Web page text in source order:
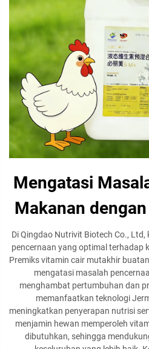
Mengatasi
Makanan
Di Qingdao Nutrivit Biotech Co.,
pencernaan yang optimal terhadap
Premiks vitamin cair mutakhir
mengatasi masalah
menghambat pertumbuhan dan
memanfaatkan teknologi
meningkatkan penyerapan nutrisi
menjamin hewan memperoleh
dibutuhkan, sehingga